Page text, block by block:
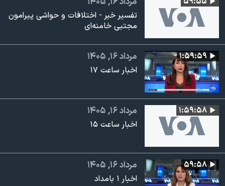
تفسیر خبر - اختلافات و حواشی پیرامون
مجتبی خامنه‌ای
۱:۵۹:۵۹ مرداد ۱۶, ۱۴۰۵
اخبار ساعت ۱۷
۱:۵۹:۵۸ مرداد ۱۶, ۱۴۰۵
اخبار ساعت ۱۵
۵۹:۵۸ مرداد ۱۶, ۱۴۰۵
اخبار ۱ بامداد